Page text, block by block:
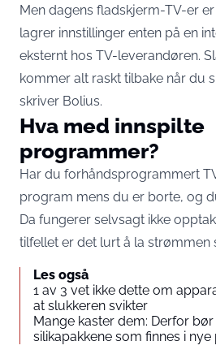
Men dagens fladskjerm-TV-er
lagrer innstillinger enten på en
eksternt hos TV-leverandøren.
kommer alt raskt tilbake når du
skriver Bolius.
Hva med innspilte
programmer?
Har du forhåndsprogrammert
program mens du er borte, og
Da fungerer selvsagt ikke
tilfellet er det lurt å la strømmen
Les også
1 av 3 vet ikke dette om
at slukkeren svikter
Mange kaster dem: Derfor
silikapakkene som finnes i